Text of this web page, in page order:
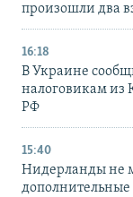
произошли два
16:18
В Украине
налоговикам из
РФ
15:40
Нидерланды не
дополнительные